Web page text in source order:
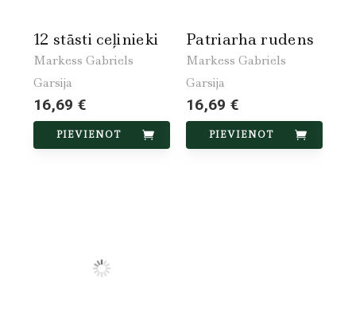
12 stāsti ceļinieki
Markess Gabriels
Garsija
16,69 €
PIEVIENOT
Patriarha rudens
Markess Gabriels
Garsija
16,69 €
PIEVIENOT